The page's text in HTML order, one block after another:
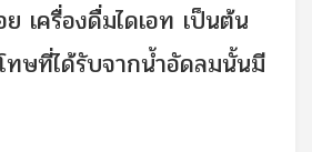
เครื่องดื่มไดเอท เป็นต้น
ทษที่ได้รับจากน้ำอัดลมนั้นมี